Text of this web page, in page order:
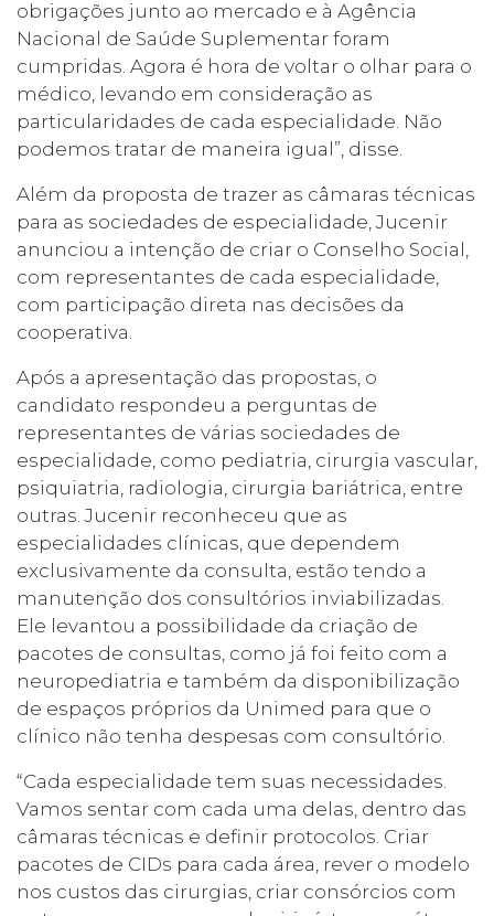
obrigações junto ao mercado e à Agência
Nacional de Saúde Suplementar foram
cumpridas. Agora é hora de voltar o olhar para o
médico, levando em consideração as
particularidades de cada especialidade. Não
podemos tratar de maneira igual”, disse.
Além da proposta de trazer as câmaras técnicas
para as sociedades de especialidade, Jucenir
anunciou a intenção de criar o Conselho Social,
com representantes de cada especialidade,
com participação direta nas decisões da
cooperativa.
Após a apresentação das propostas, o
candidato respondeu a perguntas de
representantes de várias sociedades de
especialidade, como pediatria, cirurgia vascular,
psiquiatria, radiologia, cirurgia bariátrica, entre
outras. Jucenir reconheceu que as
especialidades clínicas, que dependem
exclusivamente da consulta, estão tendo a
manutenção dos consultórios inviabilizadas.
Ele levantou a possibilidade da criação de
pacotes de consultas, como já foi feito com a
neuropediatria e também da disponibilização
de espaços próprios da Unimed para que o
clínico não tenha despesas com consultório.
“Cada especialidade tem suas necessidades.
Vamos sentar com cada uma delas, dentro das
câmaras técnicas e definir protocolos. Criar
pacotes de CIDs para cada área, rever o modelo
nos custos das cirurgias, criar consórcios com